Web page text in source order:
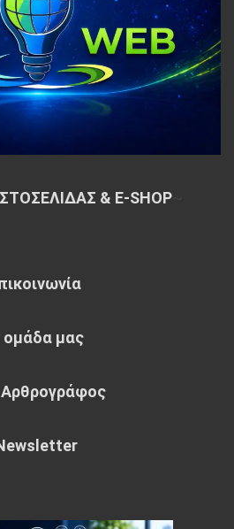
& E-SHOP~
ομάδα μας
Αρθρογράφος